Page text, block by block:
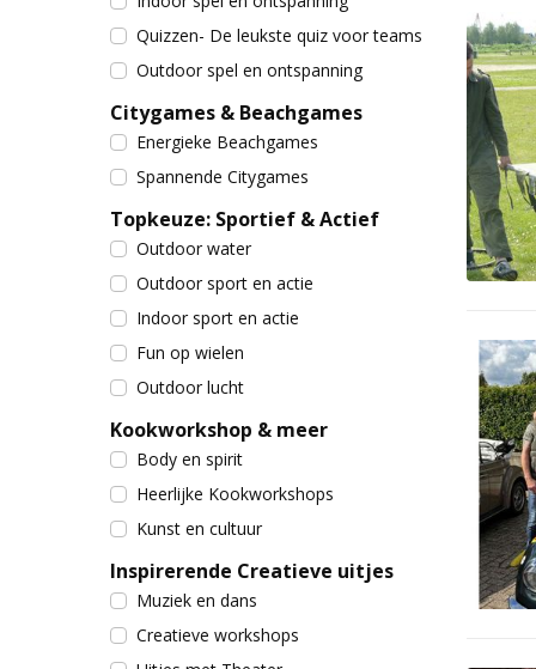
Quizzen- De leukste quiz voor teams
Outdoor spel en ontspanning
Citygames & Beachgames
Energieke Beachgames
Spannende Citygames
Topkeuze: Sportief & Actief
Outdoor water
Outdoor sport en actie
Indoor sport en actie
Fun op wielen
Outdoor lucht
Kookworkshop & meer
Body en spirit
Heerlijke Kookworkshops
Kunst en cultuur
Inspirerende Creatieve uitjes
Muziek en dans
Creatieve workshops